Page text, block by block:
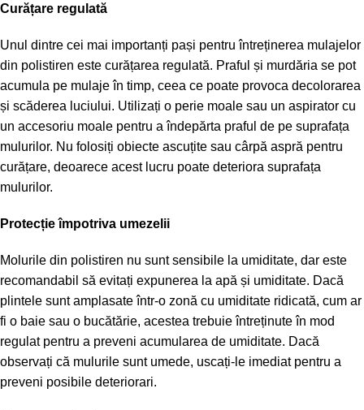
Curățare regulată
Unul dintre cei mai importanți pași pentru întreținerea mulajelor
din polistiren este curățarea regulată. Praful și murdăria se pot
acumula pe mulaje în timp, ceea ce poate provoca decolorarea
și scăderea luciului. Utilizați o perie moale sau un aspirator cu
un accesoriu moale pentru a îndepărta praful de pe suprafața
mulurilor. Nu folosiți obiecte ascuțite sau cârpă aspră pentru
curățare, deoarece acest lucru poate deteriora suprafața
mulurilor.
Protecție împotriva umezelii
Molurile din polistiren nu sunt sensibile la umiditate, dar este
recomandabil să evitați expunerea la apă și umiditate. Dacă
plintele sunt amplasate într-o zonă cu umiditate ridicată, cum ar
fi o baie sau o bucătărie, acestea trebuie întreținute în mod
regulat pentru a preveni acumularea de umiditate. Dacă
observați că mulurile sunt umede, uscați-le imediat pentru a
preveni posibile deteriorari.